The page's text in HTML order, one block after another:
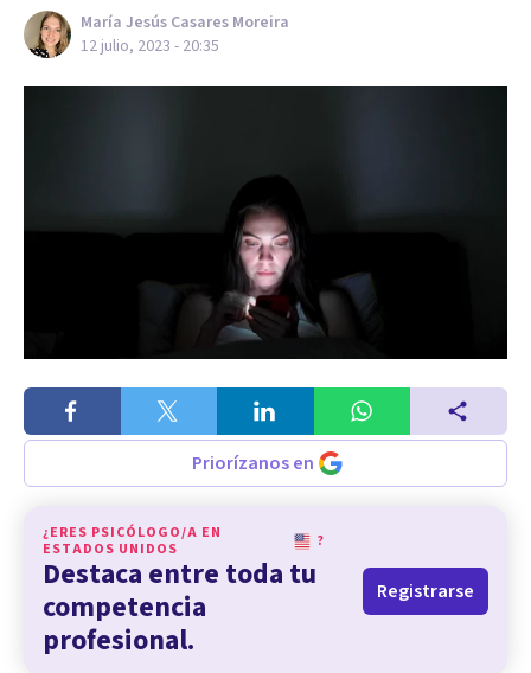
María Jesús Casares Moreira
12 julio, 2023 - 20:35
Priorízanos en
¿ERES PSICÓLOGO/A EN
ESTADOS UNIDOS
?
Destaca entre toda tu
competencia
profesional.
Registrarse